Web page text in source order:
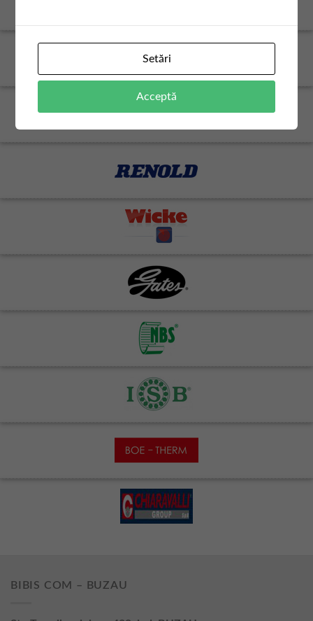
BIBIS COM – BUZAU
Setări
Acceptă